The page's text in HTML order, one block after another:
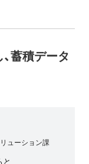
蓄積データ
ューション課